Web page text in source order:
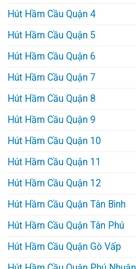
Hút Hầm Cầu Quận 4
Hút Hầm Cầu Quận 5
Hút Hầm Cầu Quận 6
Hút Hầm Cầu Quận 7
Hút Hầm Cầu Quận 8
Hút Hầm Cầu Quận 9
Hút Hầm Cầu Quận 10
Hút Hầm Cầu Quận 11
Hút Hầm Cầu Quận 12
Hút Hầm Cầu Quận Tân Bình
Hút Hầm Cầu Quận Tân Phú
Hút Hầm Cầu Quận Gò Vấp